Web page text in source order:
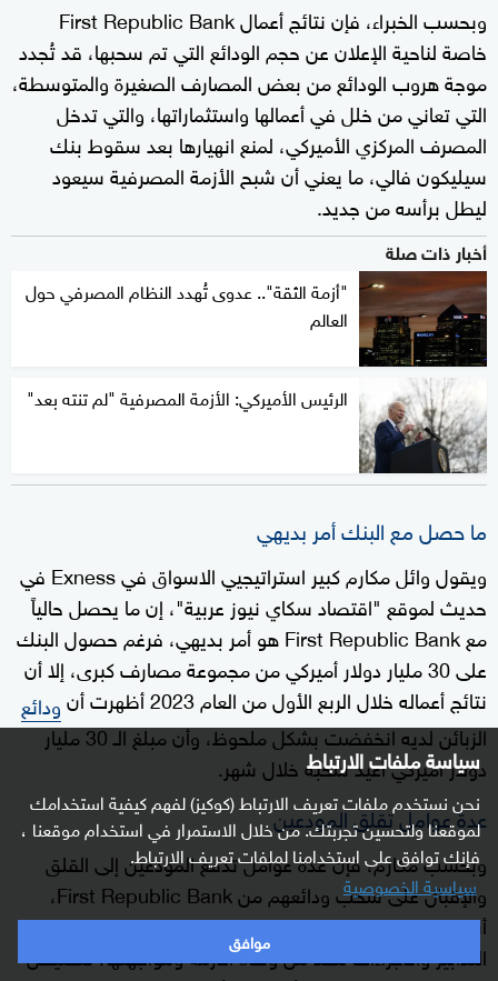
سياسة ملفات الارتباط
نحن نستخدم ملفات تعريف الارتباط (كوكيز) لفهم كيفية استخدامك
لموقعنا ولتحسين تجربتك. من خلال الاستمرار في استخدام موقعنا ،
فإنك توافق على استخدامنا لملفات تعريف الارتباط.
سياسية الخصوصية
موافق
وبحسب الخبراء، فإن نتائج أعمال First Republic Bank
خاصة لناحية الإعلان عن حجم الودائع التي تم سحبها، قد تُجدد
موجة هروب الودائع من بعض المصارف الصغيرة والمتوسطة،
التي تعاني من خلل في أعمالها واستثماراتها، والتي تدخل
المصرف المركزي الأميركي، لمنع انهيارها بعد سقوط بنك
سيليكون فالي، ما يعني أن شبح الأزمة المصرفية سيعود
ليطل برأسه من جديد.
أخبار ذات صلة
"أزمة الثقة".. عدوى تُهدد النظام المصرفي حول
العالم
الرئيس الأميركي: الأزمة المصرفية "لم تنته بعد"
ما حصل مع البنك أمر بديهي
ويقول وائل مكارم كبير استراتيجيي الاسواق في Exness في
حديث لموقع "اقتصاد سكاي نيوز عربية"، إن ما يحصل حالياً
مع First Republic Bank هو أمر بديهي، فرغم حصول البنك
على 30 مليار دولار أميركي من مجموعة مصارف كبرى، إلا أن
نتائج أعماله خلال الربع الأول من العام 2023 أظهرت أن
ودائع
الزبائن لديه انخفضت بشكل ملحوظ، وأن مبلغ الـ 30 مليار
دولار أميركي أعيد سحبه خلال شهر.
عدة عوامل تقلق المودعين
وبحسب مكارم، فإن عدة عوامل تدفع المودعين إلى القلق
والإقبال على سحب ودائعهم من First Republic Bank،
أبرزها خسارة البنك لـ 41 بالمئة من ودائعه، فرغم قيامه بكل
التدابير والاجراءات للحد من وطأة الأزمة ومواجهتها، كتقليص